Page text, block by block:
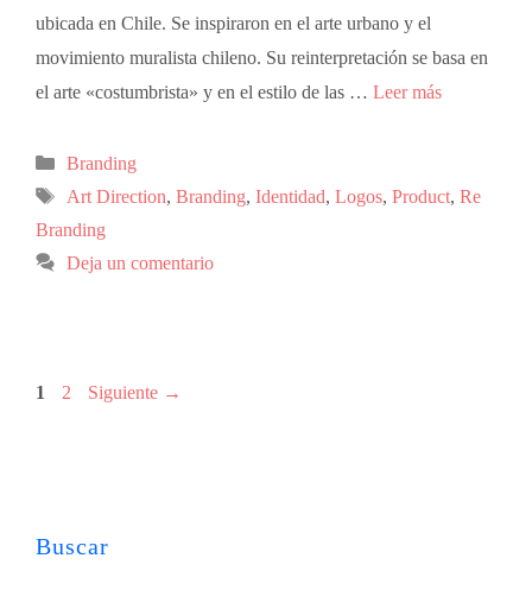
ubicada en Chile. Se inspiraron en el arte urbano y el
movimiento muralista chileno. Su reinterpretación se basa en
el arte «costumbrista» y en el estilo de las … Leer más
Branding
Art Direction, Branding, Identidad, Logos, Product, Re
Branding
Deja un comentario
1 2 Siguiente →
Buscar